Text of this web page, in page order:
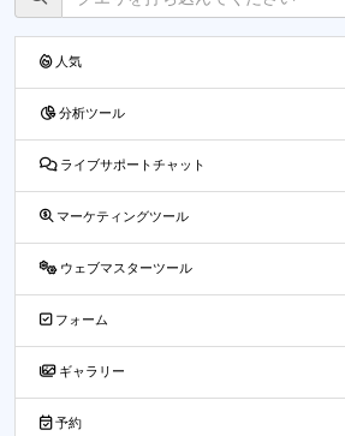
人気
分析ツール
ライブサポートチャット
マーケティングツール
ウェブマスターツール
フォーム
ギャラリー
予約